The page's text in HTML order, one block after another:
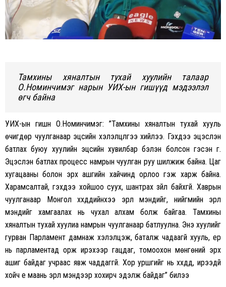
Тамхины хяналтын тухай хуулийн талаар
О.Номинчимэг нарын УИХ-ын гишүүд мэдээлэл
өгч байна
УИХ-ын гишүүн О.Номинчимэг: ”Тамхины хяналтын тухай хууль
өчигдөр чуулганаар эцсийн хэлэлцүүлгээ хийлээ. Гэхдээ эцэслэн
батлах буюу хуулийн эцсийн хувилбар бэлэн болсон гэсэн үг.
Эцэслэн батлах процесс намрын чуулган руу шилжиж байна. Цаг
хугацааны болон эрх ашгийн хайчинд орлоо гэж харж байна.
Харамсалтай, гэхдээ хойшоо суух, шантрах зүйл байхгүй. Хаврын
чуулганаар Монгол хүүхдүүдийнхээ эрүүл мэндийг, нийгмийн эрүүл
мэндийг хамгаалах нь чухал алхам болж байгаа. Тамхины
хяналтын тухай хуулиа намрын чуулганаар батлуулна. Энэ хуулийг
гурван Парламент дамнаж хэлэлцэж, баталж чадаагүй хууль, ер
нь парламентад орж ирэхээр гацдаг, томоохон мөнгөний эрх
ашиг байдаг учраас явж чаддаггүй. Хор уршгийг нь хүүхдүүд, ирээдүй
хойч үе маань эрүүл мэндээр хохирч эдэлж байдаг” билээ